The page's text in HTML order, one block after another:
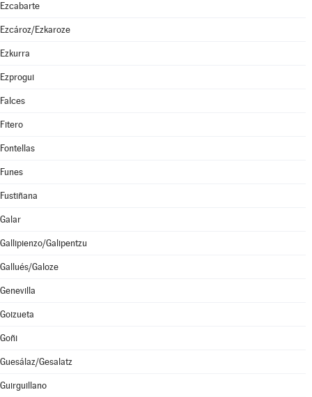
Ezcabarte
Ezcároz/Ezkaroze
Ezkurra
Ezprogui
Falces
Fitero
Fontellas
Funes
Fustiñana
Galar
Gallipienzo/Galipentzu
Gallués/Galoze
Genevilla
Goizueta
Goñi
Guesálaz/Gesalatz
Guirguillano